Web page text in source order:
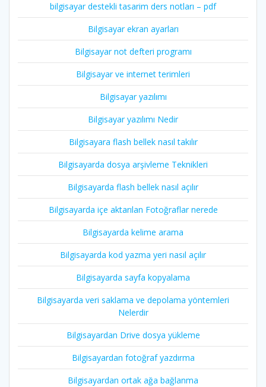
bilgisayar destekli tasarim ders notları – pdf
Bilgisayar ekran ayarları
Bilgisayar not defteri programı
Bilgisayar ve internet terimleri
Bilgisayar yazılımı
Bilgisayar yazılımı Nedir
Bilgisayara flash bellek nasıl takılır
Bilgisayarda dosya arşivleme Teknikleri
Bilgisayarda flash bellek nasıl açılır
Bilgisayarda içe aktarılan Fotoğraflar nerede
Bilgisayarda kelime arama
Bilgisayarda kod yazma yeri nasıl açılır
Bilgisayarda sayfa kopyalama
Bilgisayarda veri saklama ve depolama yöntemleri
Nelerdir
Bilgisayardan Drive dosya yükleme
Bilgisayardan fotoğraf yazdırma
Bilgisayardan ortak ağa bağlanma